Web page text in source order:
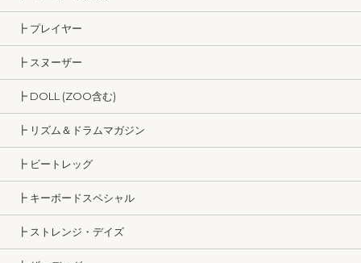
┣ プレイヤー
┣ スヌーザー
┣ DOLL (ZOO含む)
┣ リズム＆ドラムマガジン
┣ ビートレッグ
┣ キーボードスペシャル
┣ ストレンジ・デイズ